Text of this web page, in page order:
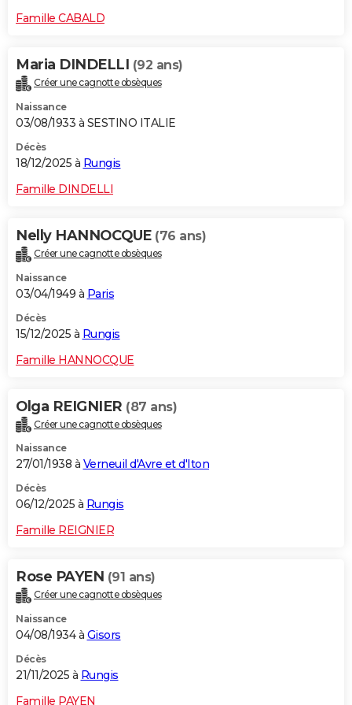
Famille CABALD
Maria DINDELLI (92 ans)
Créer une cagnotte obsèques
Naissance
03/08/1933 à SESTINO ITALIE
Décès
18/12/2025 à Rungis
Famille DINDELLI
Nelly HANNOCQUE (76 ans)
Créer une cagnotte obsèques
Naissance
03/04/1949 à Paris
Décès
15/12/2025 à Rungis
Famille HANNOCQUE
Olga REIGNIER (87 ans)
Créer une cagnotte obsèques
Naissance
27/01/1938 à Verneuil d'Avre et d'Iton
Décès
06/12/2025 à Rungis
Famille REIGNIER
Rose PAYEN (91 ans)
Créer une cagnotte obsèques
Naissance
04/08/1934 à Gisors
Décès
21/11/2025 à Rungis
Famille PAYEN